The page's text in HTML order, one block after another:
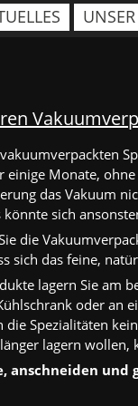
einige Monate,
das Vakuum
könnte sich
die
sich das feine,
lagern Sie am
oder an
die Spezialitäten
länger lagern
anschneiden und